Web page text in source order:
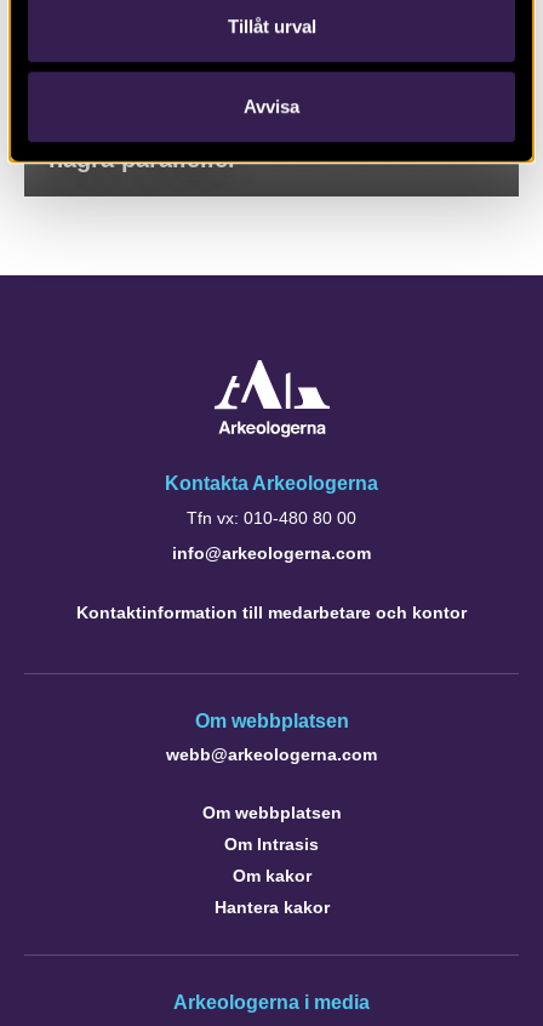
Tillåt urval
Avvisa
några paralleller
Kontakta Arkeologerna
Tfn vx: 010-480 80 00
info@arkeologerna.com
Kontaktinformation till medarbetare och kontor
Om webbplatsen
webb@arkeologerna.com
Om webbplatsen
Om Intrasis
Om kakor
Hantera kakor
Arkeologerna i media